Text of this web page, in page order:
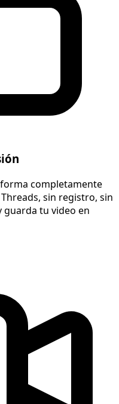
completamente
sin registro, sin
guarda tu video en